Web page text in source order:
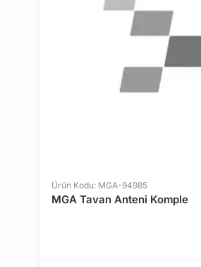
Ürün Kodu: MGA-94985
MGA Tavan Anteni Komple